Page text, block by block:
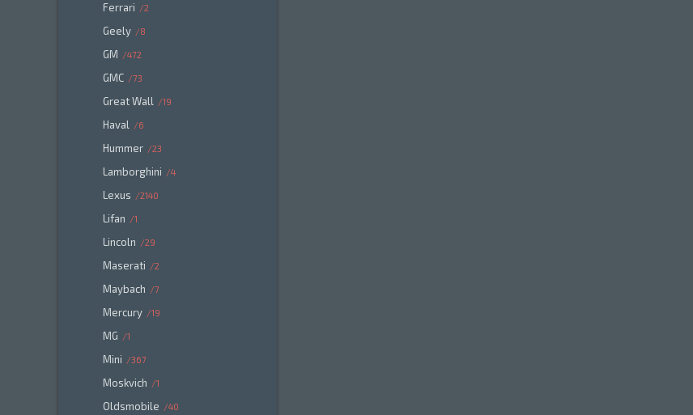
Ferrari 2
Geely 8
GM 472
GMC 73
Great Wall 19
Haval 6
Hummer 23
Lamborghini 4
Lexus 2140
Lifan 1
Lincoln 29
Maserati 2
Maybach 7
Mercury 19
MG 1
Mini 367
Moskvich 1
Oldsmobile 40